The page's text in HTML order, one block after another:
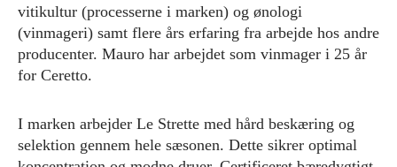
vitikultur (processerne i marken) og ønologi
(vinmageri) samt flere års erfaring fra arbejde hos andre
producenter. Mauro har arbejdet som vinmager i 25 år
for Ceretto.
I marken arbejder Le Strette med hård beskæring og
selektion gennem hele sæsonen. Dette sikrer optimal